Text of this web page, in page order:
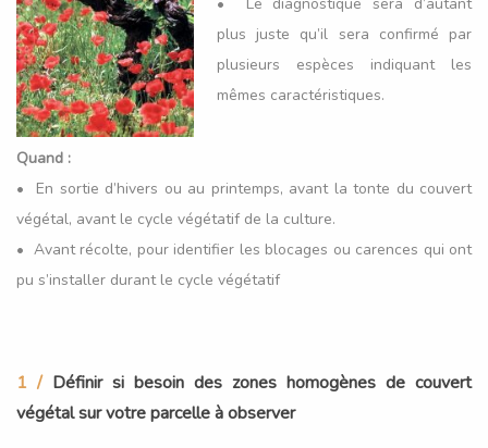
plus juste qu’il sera confirmé par
plusieurs espèces indiquant les
mêmes caractéristiques.
Quand :
• En sortie d’hivers ou au printemps, avant la tonte du couvert
végétal, avant le cycle végétatif de la culture.
• Avant récolte, pour identifier les blocages ou carences qui ont
pu s’installer durant le cycle végétatif
1 /Définir si besoin des zones homogènes de couvert
végétal sur votre parcelle à observer